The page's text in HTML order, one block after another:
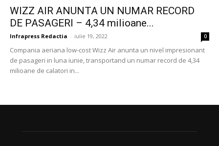
WIZZ AIR ANUNTA UN NUMAR RECORD
DE PASAGERI – 4,34 milioane...
Infrapress Redactia - iulie 19, 2022 0
Compania aeriana low-cost Wizz Air anunta un nivel impresionant
de pasageri in luna iunie, transportand un numar record de 4,34
milioane de calatori in...